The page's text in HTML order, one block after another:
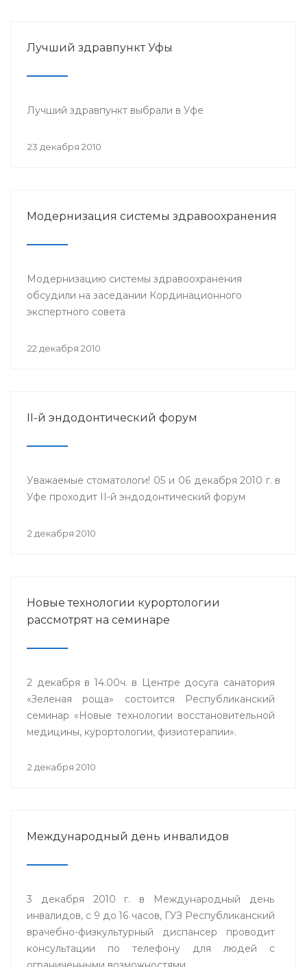
Лучший здравпункт Уфы
Лучший здравпункт выбрали в Уфе
23 декабря 2010
Модернизация системы здравоохранения
Модернизацию системы здравоохранения
обсудили на заседании Кординационного
экспертного совета
22 декабря 2010
II-й эндодонтический форум
Уважаемые стоматологи! 05 и 06 декабря 2010 г. в
Уфе проходит II-й эндодонтический форум
2 декабря 2010
Новые технологии курортологии
рассмотрят на семинаре
2 декабря в 14.00ч. в Центре досуга санатория
«Зеленая роща» состоится Республиканский
семинар «Новые технологии восстановительной
медицины, курортологии, физиотерапии».
2 декабря 2010
Международный день инвалидов
3 декабря 2010 г. в Международный день
инвалидов, с 9 до 16 часов, ГУЗ Республиканский
врачебно-физкультурный диспансер проводит
консультации по телефону для людей с